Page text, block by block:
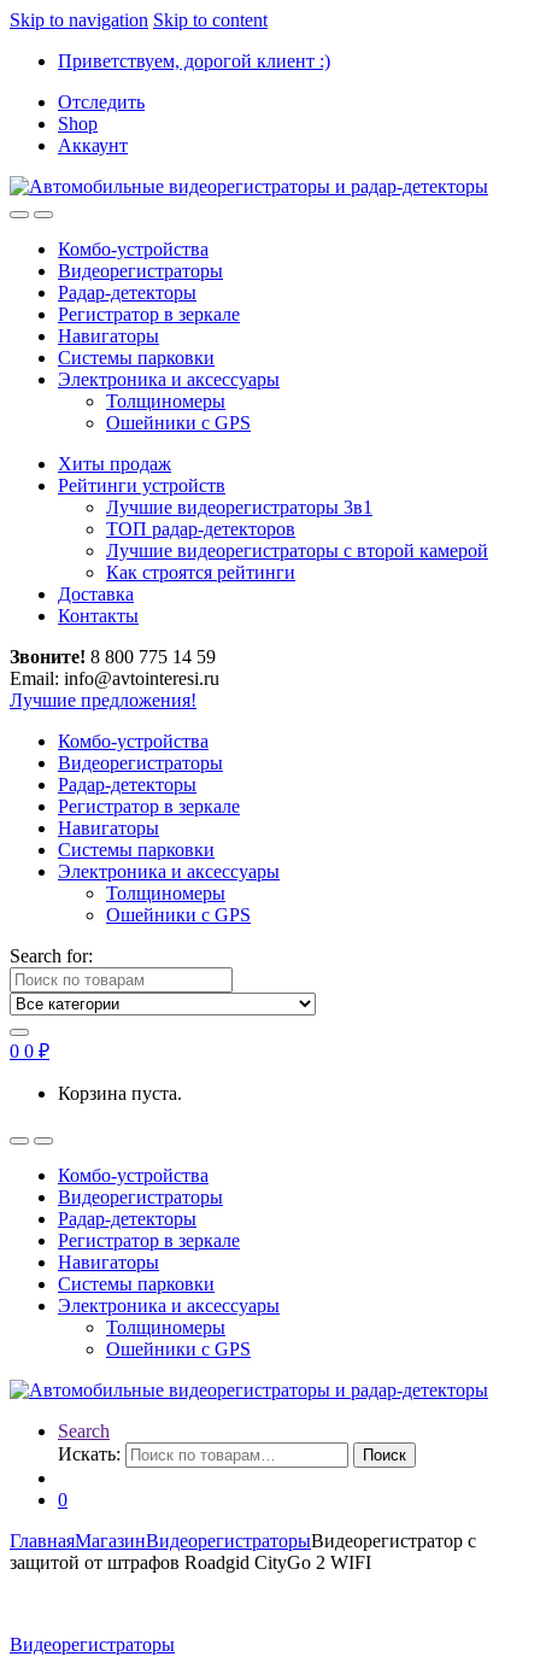
Skip to navigation Skip to content
Приветствуем, дорогой клиент :)
Отследить
Shop
Аккаунт
Комбо-устройства
Видеорегистраторы
Радар-детекторы
Регистратор в зеркале
Навигаторы
Системы парковки
Электроника и аксессуары
Толщиномеры
Ошейники с GPS
Хиты продаж
Рейтинги устройств
Лучшие видеорегистраторы 3в1
ТОП радар-детекторов
Лучшие видеорегистраторы с второй камерой
Как строятся рейтинги
Доставка
Контакты
Звоните! 8 800 775 14 59
Email: info@avtointeresi.ru
Лучшие предложения!
Комбо-устройства
Видеорегистраторы
Радар-детекторы
Регистратор в зеркале
Навигаторы
Системы парковки
Электроника и аксессуары
Толщиномеры
Ошейники с GPS
Search for:
0 0 ₽
Корзина пуста.
Комбо-устройства
Видеорегистраторы
Радар-детекторы
Регистратор в зеркале
Навигаторы
Системы парковки
Электроника и аксессуары
Толщиномеры
Ошейники с GPS
Search
Искать:
Поиск
0
ГлавнаяМагазинВидеорегистраторыВидеорегистратор с
защитой от штрафов Roadgid CityGo 2 WIFI
Видеорегистраторы